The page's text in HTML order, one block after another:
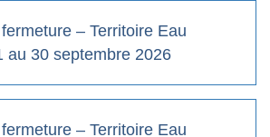
– Territoire Eau
au 30 septembre 2026
– Territoire Eau